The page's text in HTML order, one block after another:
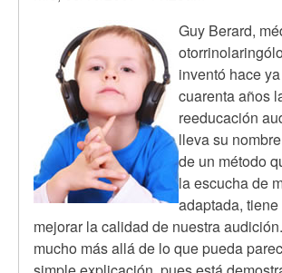
Guy Berard,
inventó hace
cuarenta años
reeducación
lleva su
de un método
la escucha de
adaptada,
mejorar la calidad de nuestra
mucho más allá de lo que pueda